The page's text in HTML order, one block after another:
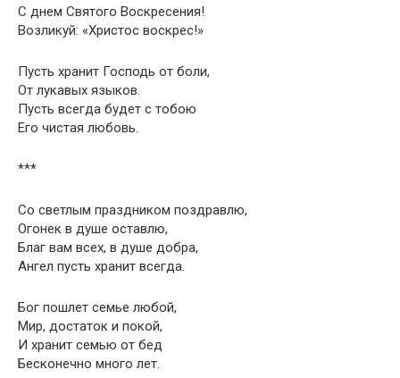
С днем Святого Воскресения!
Возликуй: «Христос воскрес!»
Пусть хранит Господь от боли,
От лукавых языков.
Пусть всегда будет с тобою
Его чистая любовь.
***
Со светлым праздником поздравлю,
Огонек в душе оставлю,
Благ вам всех, в душе добра,
Ангел пусть хранит всегда.
Бог пошлет семье любой,
Мир, достаток и покой,
И хранит семью от бед
Бесконечно много лет.